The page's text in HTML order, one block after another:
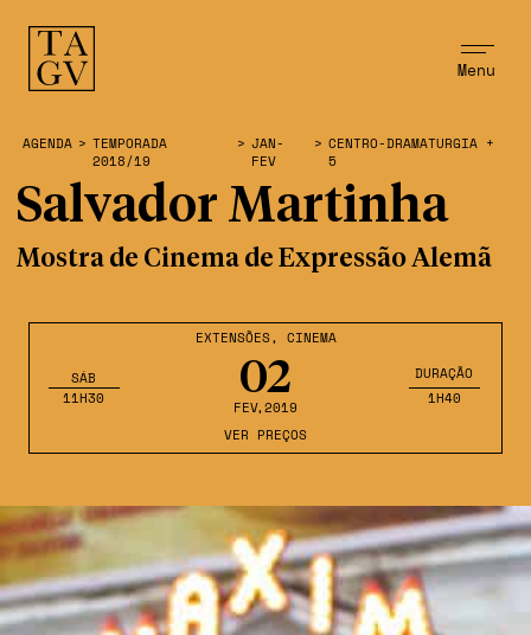
Menu
EXTENSÕES, CINEMA
02
FEV,2019
SÁB
11H30
DURAÇÃO
1H40
VER PREÇOS
AGENDA > TEMPORADA
2018/19
> JAN-
FEV
> CENTRO-DRAMATURGIA +
5
Salvador Martinha
Mostra de Cinema de Expressão Alemã